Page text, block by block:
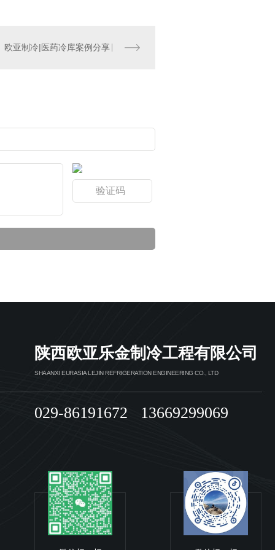
双机头水冷螺杆低温冷冻机组
欧亚制冷|医药冷库案例分享
陕西欧亚乐金制冷工程有限公司
SHAANXI EURASIA LEJIN REFRIGERATION ENGINEERING CO., LTD
029-86191672 13669299069